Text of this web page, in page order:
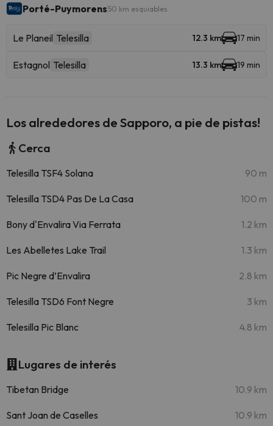
Porté-Puymorens 50 km esquiables
Le Planeil Telesilla 12.3 km 17 min
Estagnol Telesilla 13.3 km 19 min
Los alrededores de Sapporo, a pie de pistas!
Cerca
Telesilla TSF4 Solana 90 m
Telesilla TSD4 Pas De La Casa 100 m
Bony d'Envalira Via Ferrata 1.2 km
Les Abelletes Lake Trail 1.3 km
Pic Negre d’Envalira 2.8 km
Telesilla TSD6 Font Negre 3 km
Telesilla Pic Blanc 4.8 km
Lugares de interés
Tibetan Bridge 10.9 km
Sant Joan de Caselles 10.9 km